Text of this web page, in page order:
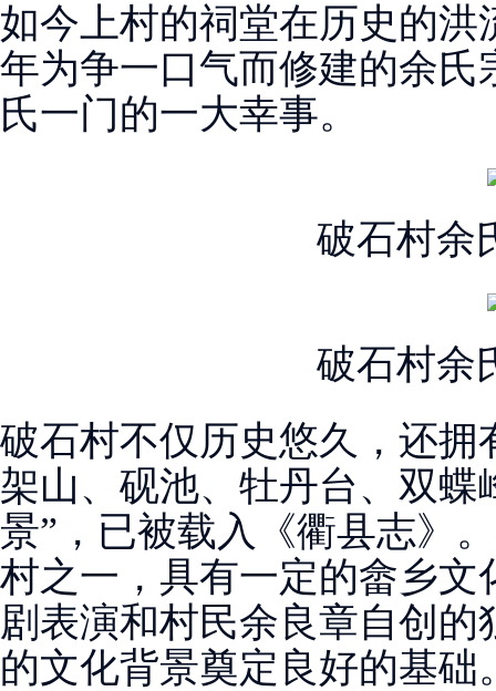
如今上村的祠堂在历史的
年为争一口气而修建的余
氏一门的一大幸事。
破石村余
破石村余
破石村不仅历史悠久，还
架山、砚池、牡丹台、双蝶
景”，已被载入《衢县志》
村之一，具有一定的畲乡
剧表演和村民余良章自创
的文化背景奠定良好的基础